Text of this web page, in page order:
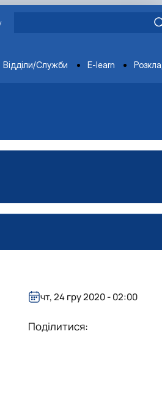
Відділи/Служби E-learn
чт, 24 гру 2020 - 02:00
Поділитися: